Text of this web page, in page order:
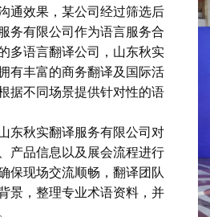
通效果，某公司经过筛选后
务有限公司作为语言服务合
多语言翻译公司，山东秋实
有丰富的商务翻译及国际活
据不同场景提供针对性的语
东秋实翻译服务有限公司对
产品信息以及展会流程进行
保现场交流顺畅，翻译团队
景，整理专业术语资料，并